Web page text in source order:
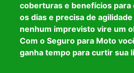
coberturas e benefícios para
os dias e precisa de
nenhum imprevisto vire um
Com o Seguro para Moto
ganha tempo para curtir sua